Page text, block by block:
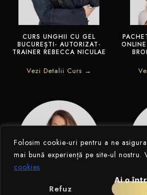
Folosim cookie-uri pentru a ne
mai bună experiență pe site-ul nostru.
cookies
Refuz
CURS UNGHII CU GEL
BUCUREȘTI- AUTORIZAT-
TRAINER REBECCA NICULAE
Vezi Detalii Curs →
Ai o